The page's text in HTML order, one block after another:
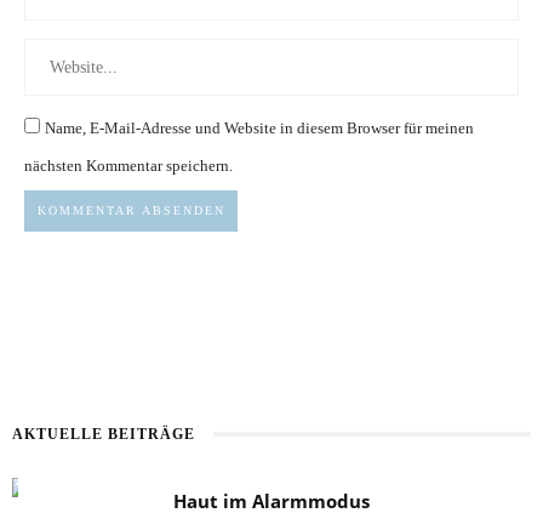
Name, E-Mail-Adresse und Website in diesem Browser für meinen
nächsten Kommentar speichern.
AKTUELLE BEITRÄGE
Haut im Alarmmodus